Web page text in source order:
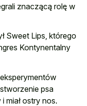
znaczącą rolę w
Sweet Lips, którego
Kontynentalny
psa
miał ostry nos.